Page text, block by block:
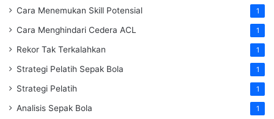
Cara Menemukan Skill Potensial 1
Cara Menghindari Cedera ACL 1
Rekor Tak Terkalahkan 1
Strategi Pelatih Sepak Bola 1
Strategi Pelatih 1
Analisis Sepak Bola 1